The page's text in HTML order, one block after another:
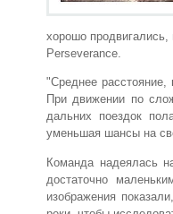
хорошо
Perseverance.
"Среднее
При движении по
дальних поездок
уменьшая шансы на
Команда надеялась
достаточно
изображения